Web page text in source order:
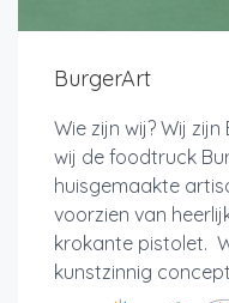
BurgerArt
Wie zijn wij? Wij
wij de foodtruck
huisgemaakte
voorzien van
krokante pistolet.
kunstzinnig